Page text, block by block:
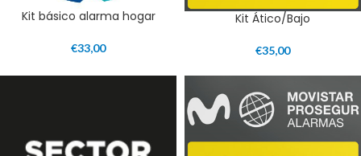
Kit básico alarma hogar
€33,00
Kit Ático/Bajo
€35,00